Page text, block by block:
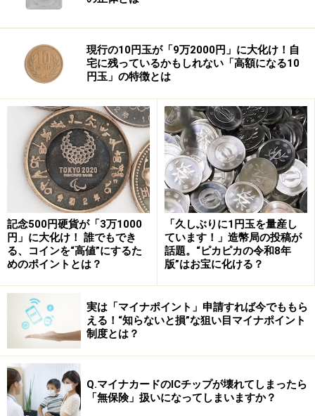
現行の10円玉が「9万2000円」に大化け！自
宅に残っているかもしれない「高額になる10
円玉」の特徴とは
記念500円硬貨が「3万1000
円」に大化け！ 誰でもでき
る、コインを“高値”にするた
めのポイントとは？
「久しぶりに1円玉を量産し
ています！」造幣局の投稿が
話題。“ピカピカの令和8年
版”はお宝に化ける？
実は「マイナポイント」申請すれば今でももら
える！“知らないと損”な狙い目マイナポイント
制度とは？
Q.マイナカードのICチップが壊れてしまったら
「無保険」扱いになってしまいますか？